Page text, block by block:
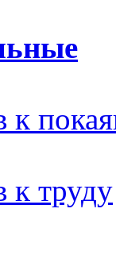
к
к труду